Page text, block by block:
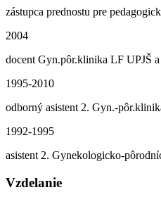
zástupca prednostu pre
2004
docent Gyn.pôr.klinika LF UPJŠ
1995-2010
odborný asistent 2. Gyn.-
1992-1995
asistent 2. Gynekologicko-
Vzdelanie